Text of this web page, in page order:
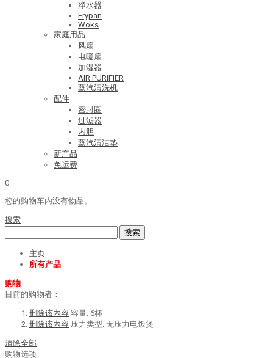
净水器
Frypan
Woks
家庭用品
风扇
电暖扇
加湿器
AIR PURIFIER
蒸汽清洗机
配件
密封圈
过滤器
内胆
蒸汽清洁垫
新产品
免运费
0
您的购物车内没有物品。
搜索
搜索
主页
所有产品
购物
目前的购物者：
删除该内容 容量: 6杯
删除该内容 压力类型: 无压力电饭煲
清除全部
购物选项